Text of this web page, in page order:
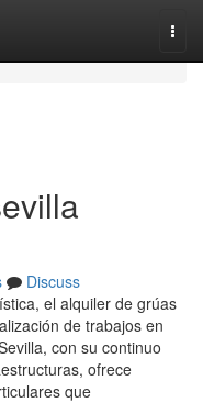
Discuss
el alquiler de grúas
de trabajos en
con su continuo
ofrece
que